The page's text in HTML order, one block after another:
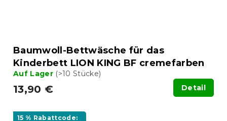
Baumwoll-Bettwäsche für das
Kinderbett LION KING BF cremefarben
Auf Lager (>10 Stücke)
13,90 € Detail
15 % Rabattcode: